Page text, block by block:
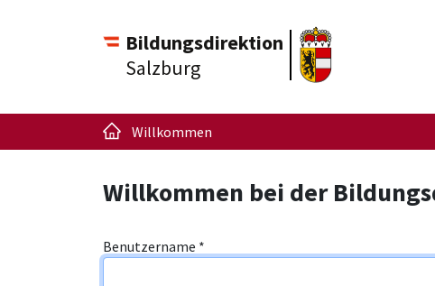
Bildungsdirektion
Salzburg
Willkommen
Willkommen bei der
Benutzername *